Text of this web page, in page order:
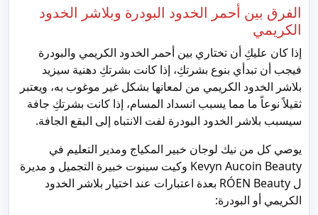
الفرق بين أحمر الخدود البودرة وبلاشر الخدود
الكريمي
إذا كان عليكِ أن تختاري بين أحمر الخدود الكريمي والبودرة
فيجب أن تبدأي بنوع بشرتكِ، إذا كانت بشرتكِ دهنية سيزيد
بلاشر الخدود الكريمي من لمعانها بشكل غير موغوب به، ويعتبر
ثقيلاً نوعاً ما مما يسبب انسداد المسام، إذا كانت بشرتكِ جافة
سيسبب بلاشر الخدود البودرة لفت الانتباه إلى البقع الجافة.
يوصي كل من نيك لوجان خبير المكياج ومدير التعليم في
Kevyn Aucoin Beauty وكيت سينوت خبيرة التجميل و مديرة
ل RÓEN Beauty بعدة اعتبارات عند اختيار بلاشر الخدود
الكريمي أو البودرة: